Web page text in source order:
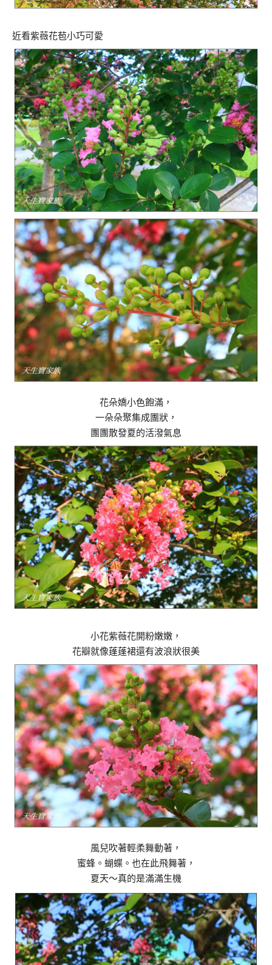
近看紫薇花苞小巧可愛
花朵嬌小色飽滿，
一朵朵聚集成團狀，
團團散發夏的活潑氣息
小花紫薇花開粉嫩嫩，
花瓣就像蓬蓬裙還有波浪狀很美
風兒吹著輕柔舞動著，
蜜蜂。蝴蝶。也在此飛舞著，
夏天～真的是滿滿生機